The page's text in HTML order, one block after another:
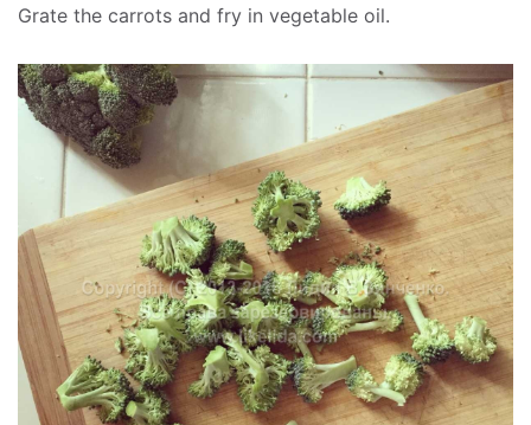
Grate the carrots and fry in vegetable oil.